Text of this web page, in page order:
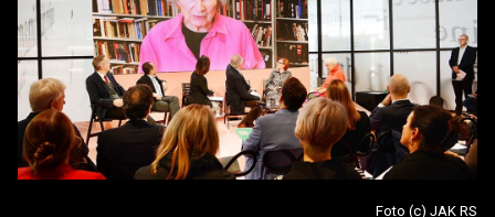
Foto (c) JAK RS